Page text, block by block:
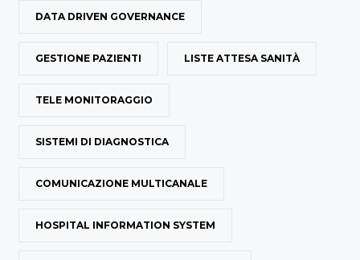
DATA DRIVEN GOVERNANCE
GESTIONE PAZIENTI LISTE ATTESA SANITÀ
TELE MONITORAGGIO
SISTEMI DI DIAGNOSTICA
COMUNICAZIONE MULTICANALE
HOSPITAL INFORMATION SYSTEM